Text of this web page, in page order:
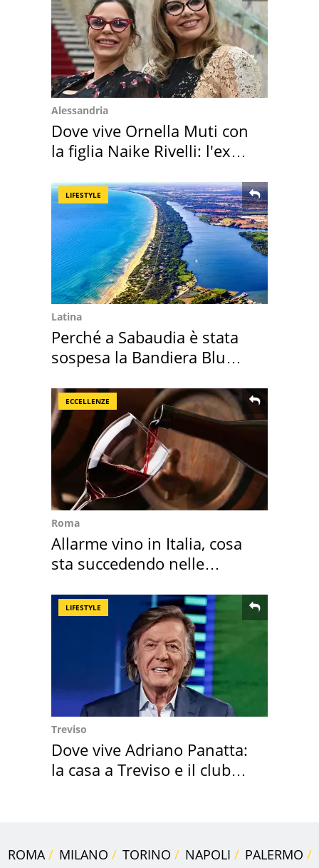
Alessandria
Dove vive Ornella Muti con
la figlia Naike Rivelli: l'ex
LIFESTYLE
Latina
Perché a Sabaudia è stata
sospesa la Bandiera Blu
ECCELLENZE
Roma
Allarme vino in Italia, cosa
sta succedendo nelle
LIFESTYLE
Treviso
Dove vive Adriano Panatta:
la casa a Treviso e il club
ROMA MILANO TORINO NAPOLI
PALERMO